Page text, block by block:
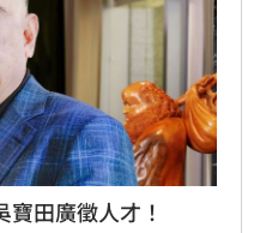
田廣徵人才！